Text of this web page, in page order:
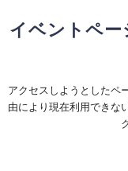
イベントペー
アクセスしようとしたペ
由により現在利用できな